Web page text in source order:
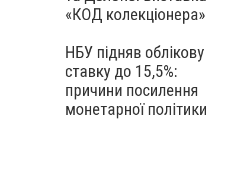
«КОД колекціонера»
НБУ підняв облікову
ставку до 15,5%:
причини посилення
монетарної політики